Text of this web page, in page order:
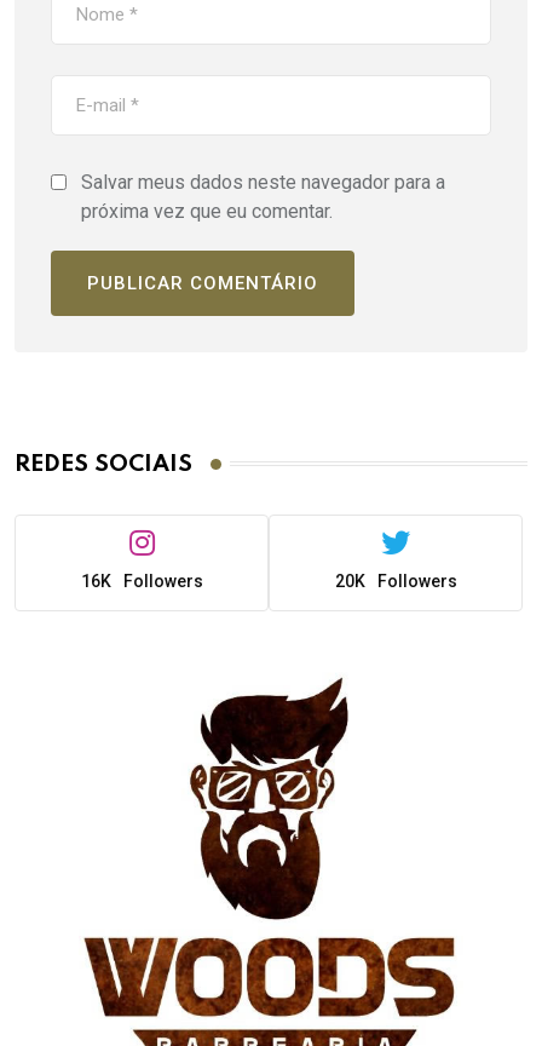
Salvar meus dados neste navegador para a
próxima vez que eu comentar.
REDES SOCIAIS
16K Followers 20K Followers